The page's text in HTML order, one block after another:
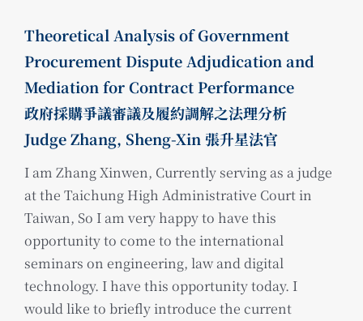
Theoretical Analysis of Government
Procurement Dispute Adjudication and
Mediation for Contract Performance
政府採購爭議審議及履約調解之法理分析
Judge Zhang, Sheng-Xin 張升星法官
I am Zhang Xinwen, Currently serving as a judge
at the Taichung High Administrative Court in
Taiwan, So I am very happy to have this
opportunity to come to the international
seminars on engineering, law and digital
technology. I have this opportunity today. I
would like to briefly introduce the current